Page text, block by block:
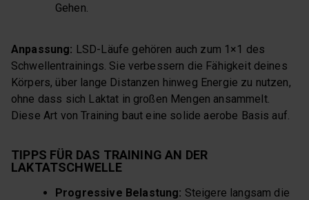
Gehen.
Anpassung: LSD-Läufe gehören auch zum 1×1 des
Schwellentrainings. Sie verbessern die Fähigkeit deines
Körpers, über lange Distanzen hinweg Energie zu nutzen,
ohne dass sich Laktat in großen Mengen ansammelt.
Diese Art von Training baut eine solide aerobe Basis auf.
TIPPS FÜR DAS TRAINING AN DER
LAKTATSCHWELLE
Progressive Belastung: Steigere langsam die